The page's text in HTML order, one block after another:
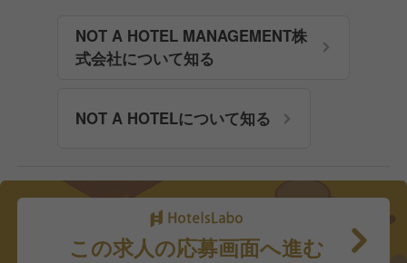
NOT A HOTEL MANAGEMENT株
式会社について知る
NOT A HOTELについて知る
この求人の応募画面へ進む